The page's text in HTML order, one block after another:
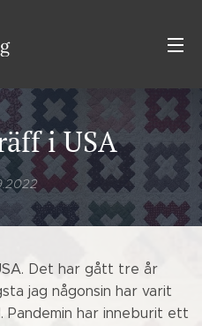
i USA
Det har gått tre år
jag någonsin har varit
har inneburit ett